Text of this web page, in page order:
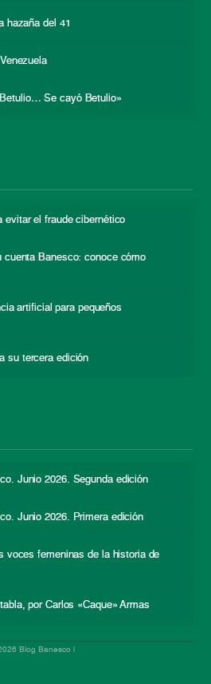
hazaña del 41
Se cayó Betulio»
evitar el fraude cibernético
cuenta Banesco: conoce cómo
artificial para pequeños
su tercera edición
Junio 2026. Segunda edición
Junio 2026. Primera edición
voces femeninas de la historia de
por Carlos «Caque» Armas
Blog Banesco |